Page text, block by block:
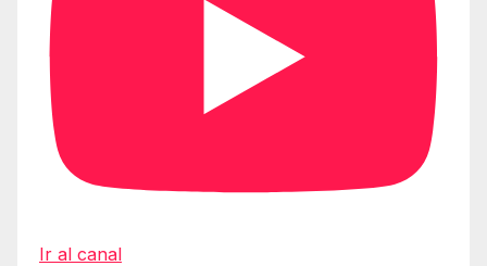
Ir al canal